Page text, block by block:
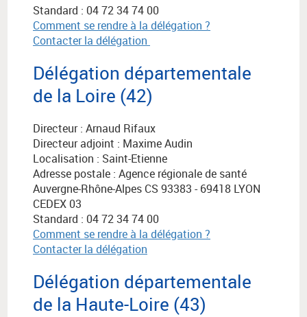
Standard : 04 72 34 74 00
Comment se rendre à la délégation ?
Contacter la délégation
Délégation départementale
de la Loire (42)
Directeur : Arnaud Rifaux
Directeur adjoint : Maxime Audin
Localisation : Saint-Etienne
Adresse postale : Agence régionale de santé
Auvergne-Rhône-Alpes CS 93383 - 69418 LYON
CEDEX 03
Standard : 04 72 34 74 00
Comment se rendre à la délégation ?
Contacter la délégation
Délégation départementale
de la Haute-Loire (43)